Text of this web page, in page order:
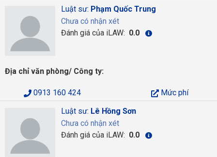
Luật sư: Phạm Quốc Trung
Chưa có nhận xét
Đánh giá của iLAW: 0.0
Địa chỉ văn phòng/ Công ty:
0913 160 424
Mức phí
Luật sư: Lê Hồng Sơn
Chưa có nhận xét
Đánh giá của iLAW: 0.0